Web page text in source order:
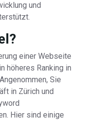
und
einer Webseite
höheres Ranking in
Sie
in Zürich und
Hier sind einige